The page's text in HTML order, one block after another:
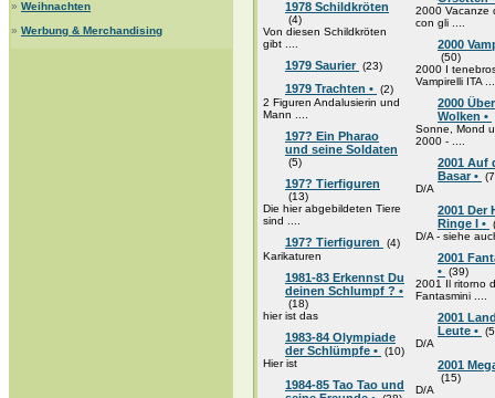
» Weihnachten
» Werbung & Merchandising
1978 Schildkröten
(4)
Von diesen Schildkröten
gibt ....
1979 Saurier (23)
1979 Trachten • (2)
2 Figuren Andalusierin und
Mann ....
197? Ein Pharao
und seine Soldaten
(5)
197? Tierfiguren
(13)
Die hier abgebildeten Tiere
sind ....
197? Tierfiguren
(4)
Karikaturen
1981-83 Erkennst Du
deinen Schlumpf ? •
(18)
hier ist das
1983-84 Olympiade
der Schlümpfe • (10)
Hier ist
1984-85 Tao Tao und
2000 Vacanze
con gli ....
2000
(50)
2000 I
Vampirelli ITA
2000
Wolken •
Sonne, Mond
2000 - ....
2001 Auf
Basar •
D/A
2001 Der
Ringe I •
D/A - siehe
2001
• (39)
2001 Il ritorno
Fantasmini ....
2001
Leute •
D/A
2001
(15)
D/A